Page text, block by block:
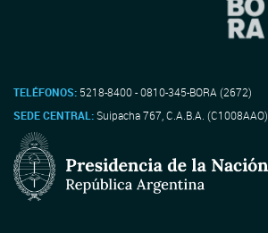
TELÉFONOS: 5218-8400 - 0810-345-BORA (2672)
SEDE CENTRAL:Suipacha 767, C.A.B.A. (C1008AAO)